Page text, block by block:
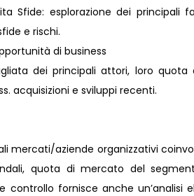
Sfide: esplorazione dei principali
e rischi.
di business
dei principali attori, loro quota
acquisizioni e sviluppi recenti.
mercati/aziende organizzativi
quota di mercato del
fornisce anche un’analisi